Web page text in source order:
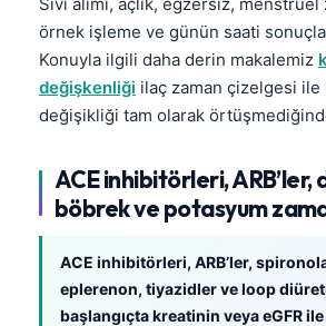
örnek işleme ve günün saati
Konuyla ilgili daha derin makalemiz
değişkenliği ilaç zaman çizelgesi
değişikliği tam olarak
ACE inhibitörleri,
böbrek ve potasyum
ACE inhibitörleri, ARB’ler,
eplerenon, tiyazidler ve loop
başlangıçta kreatinin veya eGFR